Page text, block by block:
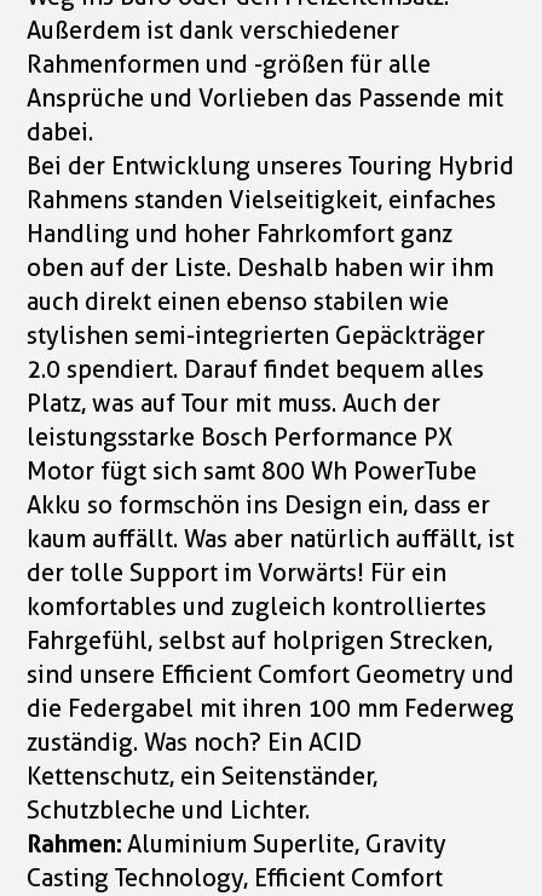
Außerdem ist dank verschiedener
Rahmenformen und -größen für alle
Ansprüche und Vorlieben das Passende mit
dabei.
Bei der Entwicklung unseres Touring Hybrid
Rahmens standen Vielseitigkeit, einfaches
Handling und hoher Fahrkomfort ganz
oben auf der Liste. Deshalb haben wir ihm
auch direkt einen ebenso stabilen wie
stylishen semi-integrierten Gepäckträger
2.0 spendiert. Darauf findet bequem alles
Platz, was auf Tour mit muss. Auch der
leistungsstarke Bosch Performance PX
Motor fügt sich samt 800 Wh PowerTube
Akku so formschön ins Design ein, dass er
kaum auffällt. Was aber natürlich auffällt, ist
der tolle Support im Vorwärts! Für ein
komfortables und zugleich kontrolliertes
Fahrgefühl, selbst auf holprigen Strecken,
sind unsere Efficient Comfort Geometry und
die Federgabel mit ihren 100 mm Federweg
zuständig. Was noch? Ein ACID
Kettenschutz, ein Seitenständer,
Schutzbleche und Lichter.
Rahmen:Aluminium Superlite, Gravity
Casting Technology, Efficient Comfort